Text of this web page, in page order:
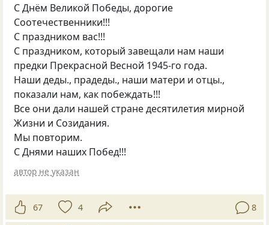
С Днём Великой Победы, дорогие
Соотечественники!!!
С праздником вас!!!
С праздником, который завещали нам наши
предки Прекрасной Весной 1945-го года.
Наши деды., прадеды., наши матери и отцы.,
показали нам, как побеждать!!!
Все они дали нашей стране десятилетия мирной
Жизни и Созидания.
Мы повторим.
С Днями наших Побед!!!
автор не указан
67 4 8